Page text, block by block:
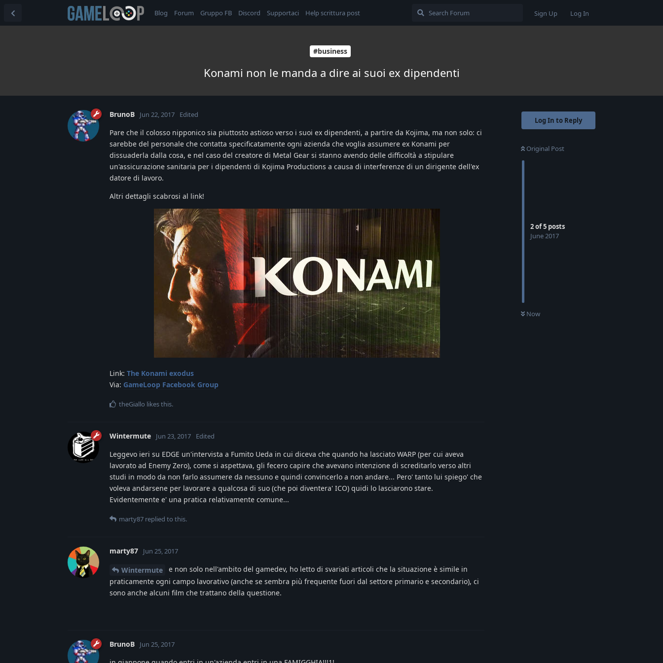
Blog Forum Gruppo FB Discord Supportaci Help scrittura post Sign Up Log In
#business
Konami non le manda a dire ai suoi ex dipendenti
Log In to Reply
Original Post
2of5 posts
June 2017
Now
BrunoB Jun 22, 2017 Edited
Pare che il colosso nipponico sia piuttosto astioso verso i suoi ex dipendenti, a partire da Kojima, ma non solo: ci
sarebbe del personale che contatta specificatamente ogni azienda che voglia assumere ex Konami per
dissuaderla dalla cosa, e nel caso del creatore di Metal Gear si stanno avendo delle difficoltà a stipulare
un'assicurazione sanitaria per i dipendenti di Kojima Productions a causa di interferenze di un dirigente dell'ex
datore di lavoro.
Altri dettagli scabrosi al link!
Link: The Konami exodus
Via: GameLoop Facebook Group
theGiallo likes this.
Wintermute Jun 23, 2017 Edited
Leggevo ieri su EDGE un'intervista a Fumito Ueda in cui diceva che quando ha lasciato WARP (per cui aveva
lavorato ad Enemy Zero), come si aspettava, gli fecero capire che avevano intenzione di screditarlo verso altri
studi in modo da non farlo assumere da nessuno e quindi convincerlo a non andare... Pero' tanto lui spiego' che
voleva andarsene per lavorare a qualcosa di suo (che poi diventera' ICO) quidi lo lasciarono stare.
Evidentemente e' una pratica relativamente comune...
marty87 replied to this.
marty87 Jun 25, 2017
Wintermute
e non solo nell'ambito del gamedev, ho letto di svariati articoli che la situazione è simile in
praticamente ogni campo lavorativo (anche se sembra più frequente fuori dal settore primario e secondario), ci
sono anche alcuni film che trattano della questione.
BrunoB Jun 25, 2017